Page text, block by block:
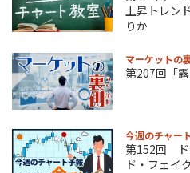
上昇トレン
りか
マーケットの
第207回「
今週のチャー
第152回 ド
ド・フェイ